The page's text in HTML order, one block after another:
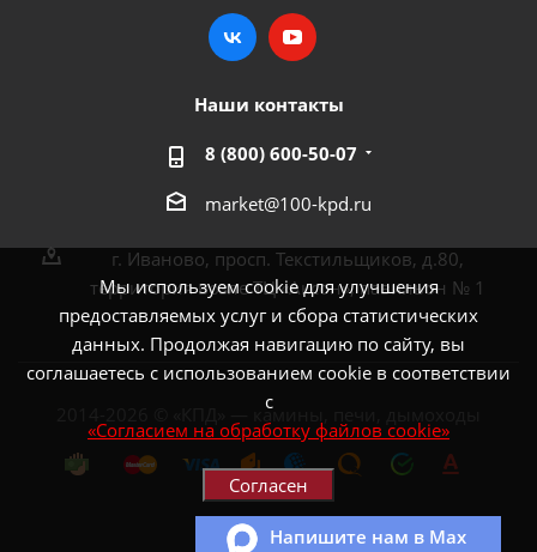
Мы используем cookie для улучшения
предоставляемых услуг и сбора статистических
данных. Продолжая навигацию по сайту, вы
соглашаетесь с использованием cookie в соответствии
с
«Согласием на обработку файлов cookie»
Согласен
Напишите нам в Max
Наши контакты
8 (800) 600-50-07
market@100-kpd.ru
г. Иваново, просп. Текстильщиков, д.80,
территория возле ТЦ «Аксон», павильон № 1
2014-2026 © «КПД» — камины, печи, дымоходы